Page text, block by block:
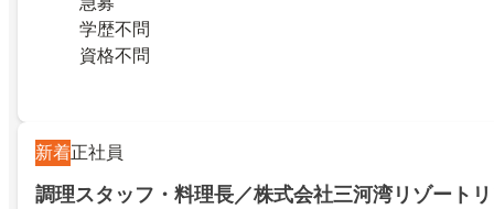
学歴不問
資格不問
新着正社員
調理スタッフ・料理長／株式会社三河湾リゾート